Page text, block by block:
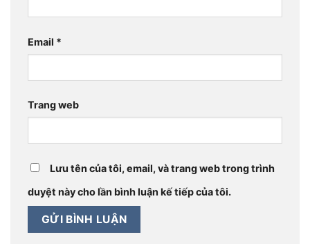
Email *
Trang web
Lưu tên của tôi, email, và trang web trong trình
duyệt này cho lần bình luận kế tiếp của tôi.